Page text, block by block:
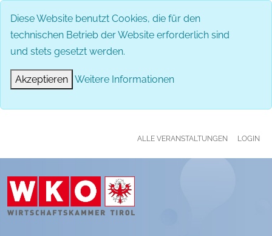
Diese Website benutzt Cookies, die für den
technischen Betrieb der Website erforderlich sind
und stets gesetzt werden.
Akzeptieren Weitere Informationen
ALLE VERANSTALTUNGEN LOGIN
MENÜ